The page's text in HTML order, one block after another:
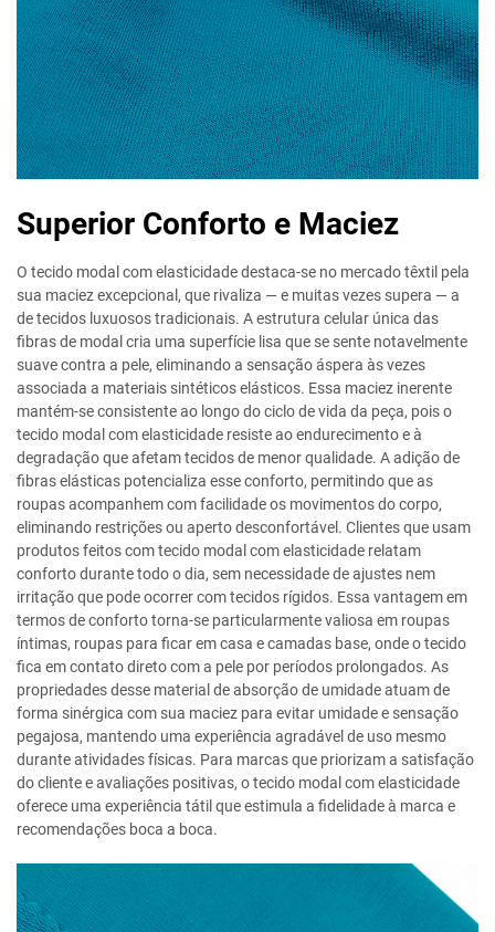
Superior Conforto e Maciez
O tecido modal com elasticidade destaca-se no mercado têxtil pela
sua maciez excepcional, que rivaliza — e muitas vezes supera — a
de tecidos luxuosos tradicionais. A estrutura celular única das
fibras de modal cria uma superfície lisa que se sente notavelmente
suave contra a pele, eliminando a sensação áspera às vezes
associada a materiais sintéticos elásticos. Essa maciez inerente
mantém-se consistente ao longo do ciclo de vida da peça, pois o
tecido modal com elasticidade resiste ao endurecimento e à
degradação que afetam tecidos de menor qualidade. A adição de
fibras elásticas potencializa esse conforto, permitindo que as
roupas acompanhem com facilidade os movimentos do corpo,
eliminando restrições ou aperto desconfortável. Clientes que usam
produtos feitos com tecido modal com elasticidade relatam
conforto durante todo o dia, sem necessidade de ajustes nem
irritação que pode ocorrer com tecidos rígidos. Essa vantagem em
termos de conforto torna-se particularmente valiosa em roupas
íntimas, roupas para ficar em casa e camadas base, onde o tecido
fica em contato direto com a pele por períodos prolongados. As
propriedades desse material de absorção de umidade atuam de
forma sinérgica com sua maciez para evitar umidade e sensação
pegajosa, mantendo uma experiência agradável de uso mesmo
durante atividades físicas. Para marcas que priorizam a satisfação
do cliente e avaliações positivas, o tecido modal com elasticidade
oferece uma experiência tátil que estimula a fidelidade à marca e
recomendações boca a boca.